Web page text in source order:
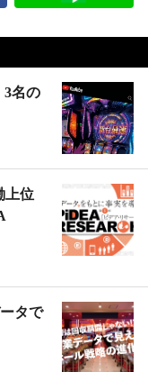
名の
上位
タで